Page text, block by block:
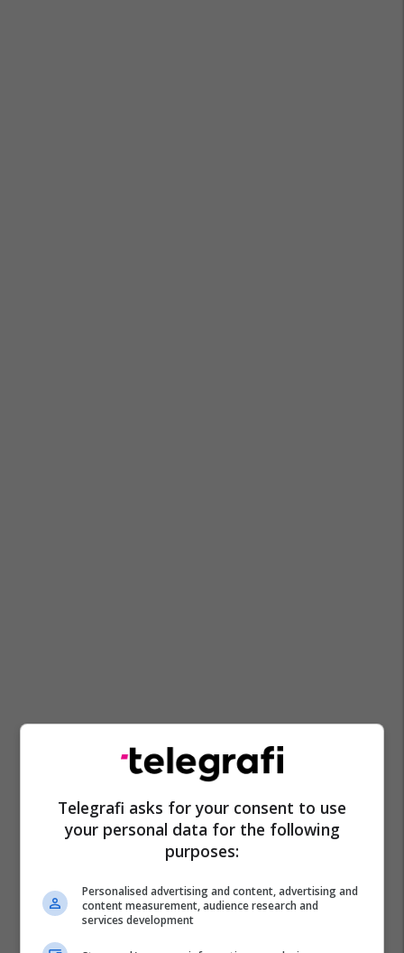
Telegrafi asks for your consent to use
your personal data for the following
purposes:
Personalised advertising and content, advertising and
content measurement, audience research and
services development